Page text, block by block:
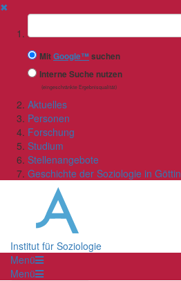
✖
Suchbegriff
MitGoogle™ suchen
Interne Suche nutzen
(eingeschränkte Ergebnisqualität)
Aktuelles
Personen
Forschung
Studium
Stellenangebote
Geschichte der Soziologie in
Institut für Soziologie
Menü
Menü